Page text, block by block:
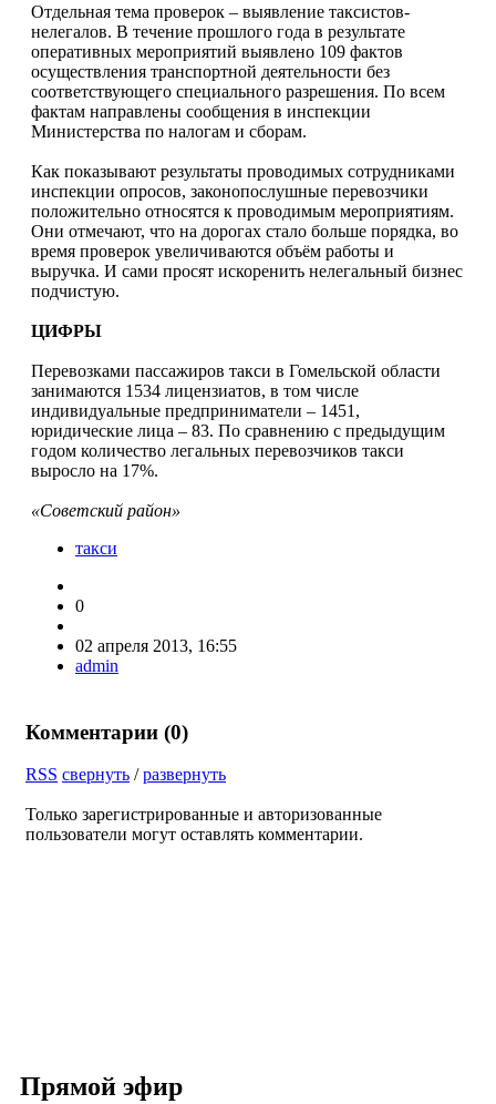
Отдельная тема проверок – выявление таксистов-
нелегалов. В течение прошлого года в результате
оперативных мероприятий выявлено 109 фактов
осуществления транспортной деятельности без
соответствующего специального разрешения. По всем
фактам направлены сообщения в инспекции
Министерства по налогам и сборам.
Как показывают результаты проводимых сотрудниками
инспекции опросов, законопослушные перевозчики
положительно относятся к проводимым мероприятиям.
Они отмечают, что на дорогах стало больше порядка, во
время проверок увеличиваются объём работы и
выручка. И сами просят искоренить нелегальный бизнес
подчистую.
ЦИФРЫ
Перевозками пассажиров такси в Гомельской области
занимаются 1534 лицензиатов, в том числе
индивидуальные предприниматели – 1451,
юридические лица – 83. По сравнению с предыдущим
годом количество легальных перевозчиков такси
выросло на 17%.
«Советский район»
такси
0
02 апреля 2013, 16:55
admin
Комментарии (0)
RSS свернуть /развернуть
Только зарегистрированные и авторизованные
пользователи могут оставлять комментарии.
Прямой эфир